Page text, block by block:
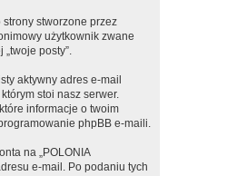
stworzone przez
użytkownik zwane
posty”.
aktywny adres e-mail
stoi nasz serwer.
informacje o twoim
phpBB e-maili.
na „POLONIA
e-mail. Po podaniu tych